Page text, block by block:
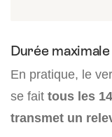
Durée
En pratique, le
se fait tous les
transmet un